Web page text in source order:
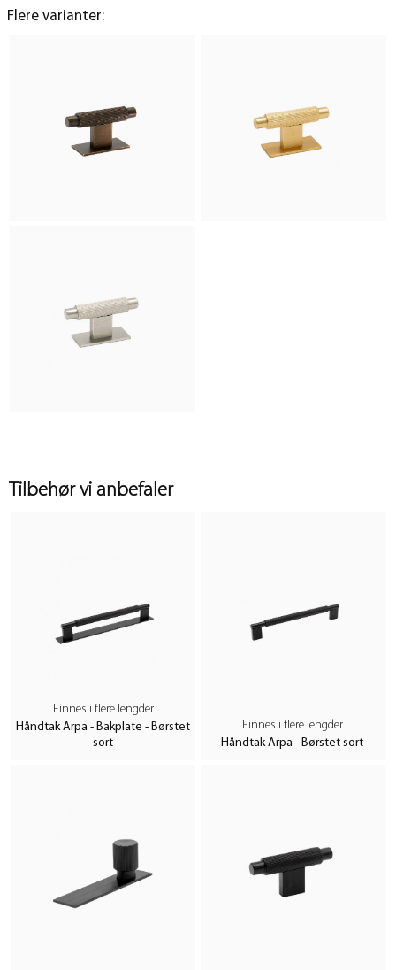
Flere varianter:
Tilbehør vi anbefaler
Finnes i flere lengder
Håndtak Arpa - Bakplate - Børstet
sort
Finnes i flere lengder
Håndtak Arpa - Børstet sort